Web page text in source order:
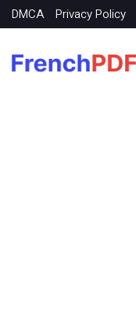
DMCA Privacy Policy